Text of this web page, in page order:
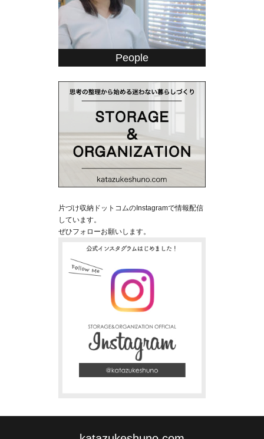
People
片づけ収納ドットコムのInstagramで情報配信
しています。
ぜひフォローお願いします。